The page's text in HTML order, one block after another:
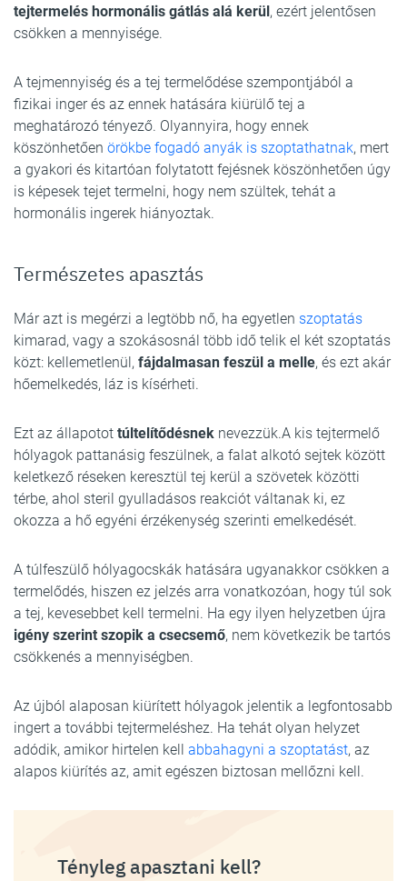
tejtermelés hormonális gátlás alá kerül , ezért jelentősen
csökken a mennyisége.
A tejmennyiség és a tej termelődése szempontjából a
fizikai inger és az ennek hatására kiürülő tej a
meghatározó tényező. Olyannyira, hogy ennek
köszönhetően örökbe fogadó anyák is szoptathatnak, mert
a gyakori és kitartóan folytatott fejésnek köszönhetően úgy
is képesek tejet termelni, hogy nem szültek, tehát a
hormonális ingerek hiányoztak.
Természetes apasztás
Már azt is megérzi a legtöbb nő, ha egyetlen szoptatás
kimarad, vagy a szokásosnál több idő telik el két szoptatás
közt: kellemetlenül, fájdalmasan feszül a melle, és ezt akár
hőemelkedés, láz is kísérheti.
Ezt az állapotot túltelítődésnek nevezzük.A kis tejtermelő
hólyagok pattanásig feszülnek, a falat alkotó sejtek között
keletkező réseken keresztül tej kerül a szövetek közötti
térbe, ahol steril gyulladásos reakciót váltanak ki, ez
okozza a hő egyéni érzékenység szerinti emelkedését.
A túlfeszülő hólyagocskák hatására ugyanakkor csökken a
termelődés, hiszen ez jelzés arra vonatkozóan, hogy túl sok
a tej, kevesebbet kell termelni. Ha egy ilyen helyzetben újra
igény szerint szopik a csecsemő, nem következik be tartós
csökkenés a mennyiségben.
Az újból alaposan kiürített hólyagok jelentik a legfontosabb
ingert a további tejtermeléshez. Ha tehát olyan helyzet
adódik, amikor hirtelen kell abbahagyni a szoptatást, az
alapos kiürítés az, amit egészen biztosan mellőzni kell.
Tényleg apasztani kell?